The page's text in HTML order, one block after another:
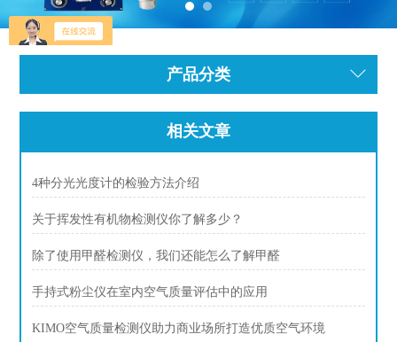
产品分类
相关文章
4种分光光度计的检验方法介绍
关于挥发性有机物检测仪你了解多少？
除了使用甲醛检测仪，我们还能怎么了解甲醛
手持式粉尘仪在室内空气质量评估中的应用
KIMO空气质量检测仪助力商业场所打造优质空气环境